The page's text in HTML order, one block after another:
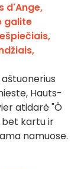
d'Ange,
galite
Hauts-
atidarė "Ô
bet kartu ir
namuose.